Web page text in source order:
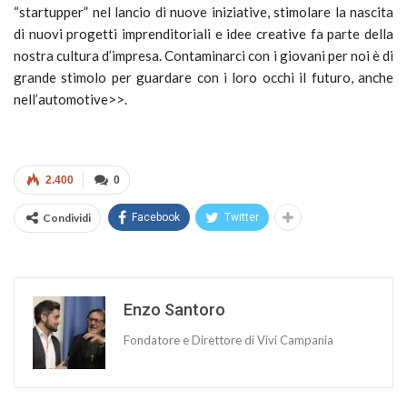
“startupper” nel lancio di nuove iniziative, stimolare la nascita
di nuovi progetti imprenditoriali e idee creative fa parte della
nostra cultura d’impresa. Contaminarci con i giovani per noi è di
grande stimolo per guardare con i loro occhi il futuro, anche
nell’automotive>>.
0
2.400
Condividi Facebook Twitter
Enzo Santoro
Fondatore e Direttore di Vivi Campania